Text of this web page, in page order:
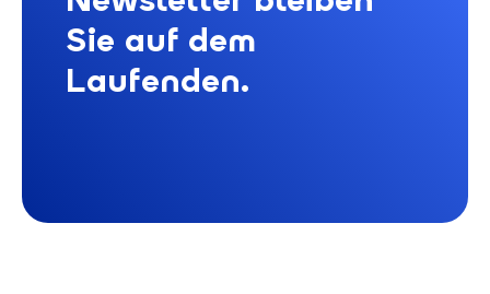
Sie auf dem
Laufenden.